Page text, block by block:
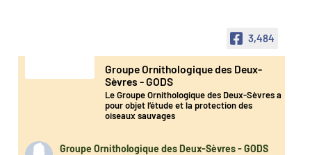
3,484
Groupe Ornithologique des Deux-
Sèvres - GODS
Le Groupe Ornithologique des Deux-Sèvres a
pour objet l’étude et la protection des
oiseaux sauvages
Groupe Ornithologique des Deux-Sèvres - GODS